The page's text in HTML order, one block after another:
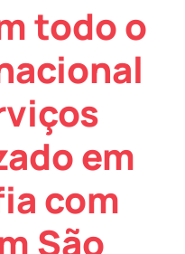
todo o
em
com
São